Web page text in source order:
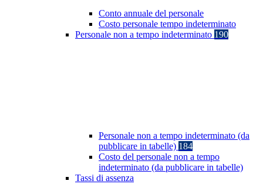
Conto annuale del personale
Costo personale tempo indeterminato
Personale non a tempo indeterminato 190
Personale non a tempo indeterminato (da
pubblicare in tabelle) 184
Costo del personale non a tempo
indeterminato (da pubblicare in tabelle)
Tassi di assenza